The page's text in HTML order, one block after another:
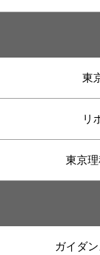
東
リ
東京
ガイダ